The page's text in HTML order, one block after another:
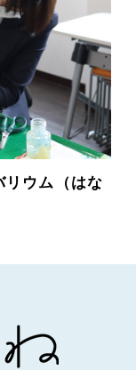
リウム（はな